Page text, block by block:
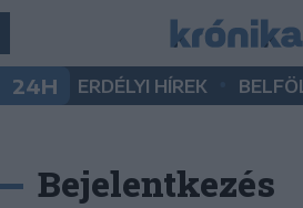
24H ERDÉLYI HÍREK
Bejelentkezés